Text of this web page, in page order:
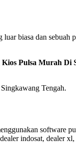
luar biasa dan
Kios Pulsa Murah Di
Tengah.
software
indosat, dealer